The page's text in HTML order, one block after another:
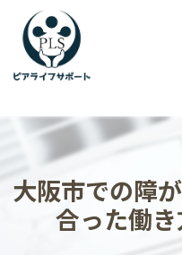
大阪市での障
合った働